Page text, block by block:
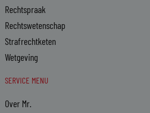
Rechtspraak
Rechtswetenschap
Strafrechtketen
Wetgeving
SERVICE MENU
Over Mr.